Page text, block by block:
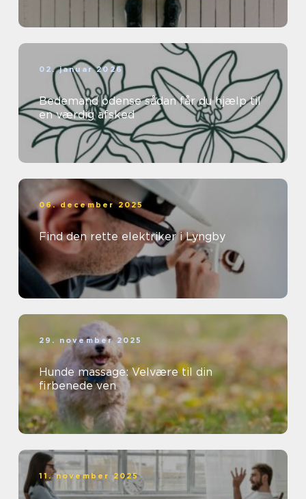
02. januar 2026
Bedemand odense sådan får du hjælp til
en værdig afsked
06. december 2025
Find den rette elektriker i Lyngby
29. november 2025
Hunde massage: Velvære til din
firbenede ven
11. november 2025